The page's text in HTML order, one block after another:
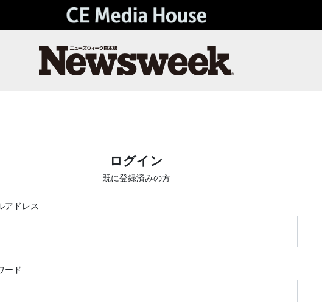
ログイン
既に登録済みの方
アドレス
ード